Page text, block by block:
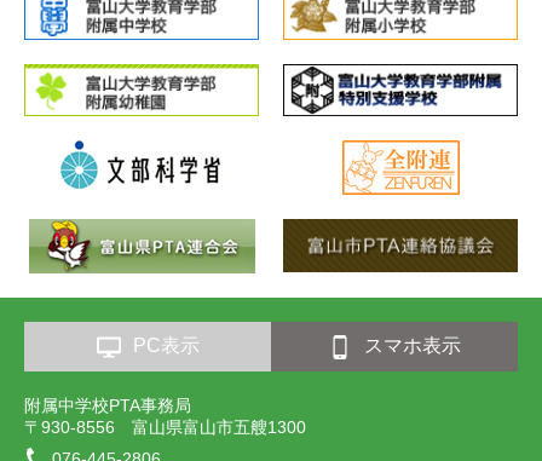
PC表示 スマホ表示
附属中学校PTA事務局
〒930-8556 富山県富山市五艘1300